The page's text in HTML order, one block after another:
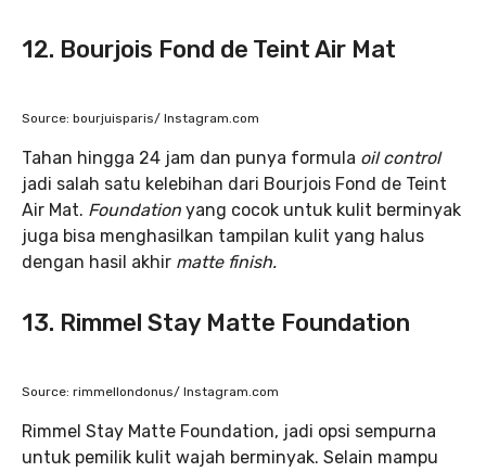
12. Bourjois Fond de Teint Air Mat
Source: bourjuisparis/ Instagram.com
Tahan hingga 24 jam dan punya formula oil control
jadi salah satu kelebihan dari Bourjois Fond de Teint
Air Mat. Foundation yang cocok untuk kulit berminyak
juga bisa menghasilkan tampilan kulit yang halus
dengan hasil akhir matte finish.
13. Rimmel Stay Matte Foundation
Source: rimmellondonus/ Instagram.com
Rimmel Stay Matte Foundation, jadi opsi sempurna
untuk pemilik kulit wajah berminyak. Selain mampu